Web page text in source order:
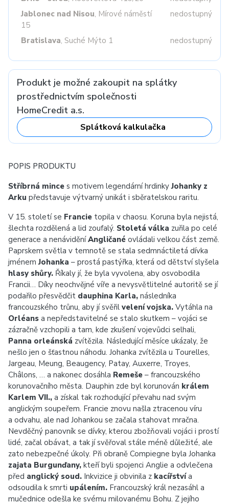
Jablonec nad Nisou, Mírové náměstí
15
nedostupný
Bratislava, Suché Mýto 1 nedostupný
Produkt je možné zakoupit na splátky
prostřednictvím společnosti
HomeCredit a.s.
Splátková kalkulačka
POPIS PRODUKTU
Stříbrná mince s motivem legendární hrdinkyJohanky z
Arku představuje výtvarný unikát i sběratelskou raritu.
V 15. století se Francie topila v chaosu. Koruna byla nejistá,
šlechta rozdělená a lid zoufalý. Stoletá válka zuřila po celé
generace a nenáviděníAngličané ovládali velkou část země.
Paprskem světla v temnotě se stala sedmnáctiletá dívka
jménemJohanka – prostá pastýřka, která od dětství slyšela
hlasy shůry. Říkaly jí, že byla vyvolena, aby osvobodila
Francii… Díky neochvějné víře a nevysvětlitelné autoritě se jí
podařilo přesvědčit dauphina Karla, následníka
francouzského trůnu, aby jí svěřil velení vojska. Vytáhla na
Orléans a nepředstavitelné se stalo skutkem – vojáci se
zázračně vzchopili a tam, kde zkušení vojevůdci selhali,
Panna orleánská zvítězila. Následující měsíce ukázaly, že
nešlo jen o šťastnou náhodu. Johanka zvítězila u Tourelles,
Jargeau, Meung, Beaugency, Patay, Auxerre, Troyes,
Châlons, … a nakonec dosáhla Remeše – francouzského
korunovačního města. Dauphin zde byl korunován králem
Karlem VII., a získal tak rozhodující převahu nad svým
anglickým soupeřem. Francie znovu našla ztracenou víru
a odvahu, ale nad Johankou se začala stahovat mračna.
Nevděčný panovník se dívky, kterou zbožňovali vojáci i prostí
lidé, začal obávat, a tak jí svěřoval stále méně důležité, ale
zato nebezpečné úkoly. Při obraně Compiegne byla Johanka
zajata Burgunďany, kteří byli spojenci Anglie a odvlečena
před anglický soud. Inkvizice ji obvinila z kacířstvía
odsoudila k smrti upálením. Francouzský král nezasáhl a
mučednice odešla ke svému milovanému Bohu. Z jejího